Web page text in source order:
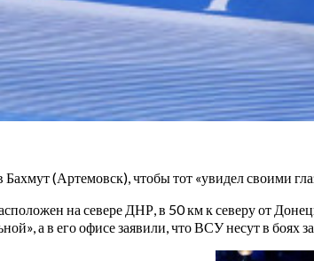
(Артемовск), чтобы тот «увидел своими
на севере ДНР, в 50 км к северу от
а в его офисе заявили, что ВСУ несут в боях